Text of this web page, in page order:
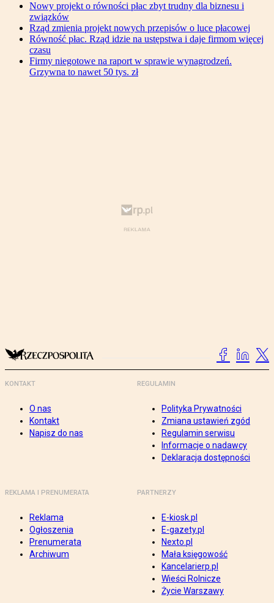
Nowy projekt o równości płac zbyt trudny dla biznesu i
związków
Rząd zmienia projekt nowych przepisów o luce płacowej
Równość płac. Rząd idzie na ustępstwa i daje firmom więcej
czasu
Firmy niegotowe na raport w sprawie wynagrodzeń.
Grzywna to nawet 50 tys. zł
KONTAKT
O nas
Kontakt
Napisz do nas
REGULAMIN
Polityka Prywatności
Zmiana ustawień zgód
Regulamin serwisu
Informacje o nadawcy
Deklaracja dostępności
REKLAMA I PRENUMERATA
Reklama
Ogłoszenia
Prenumerata
Archiwum
PARTNERZY
E-kiosk.pl
E-gazety.pl
Nexto.pl
Mała księgowość
Kancelarierp.pl
Wieści Rolnicze
Życie Warszawy